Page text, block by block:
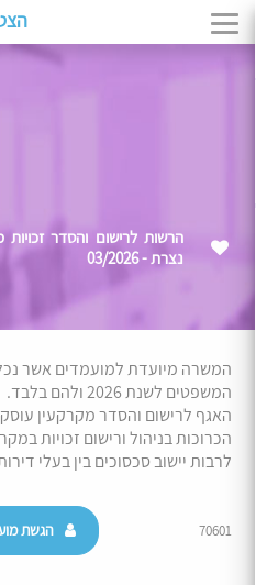
הרשות לרישום והסדר
נצרת - 03/2026
המשרה מיועדת למועמדים אשר
המשפטים לשנת 2026 ולהם בלבד.
האגף לרישום והסדר מקרקעין
הכרוכות בניהול ורישום זכויות
לרבות יישוב סכסוכים בין בעלי
70601 הגשת